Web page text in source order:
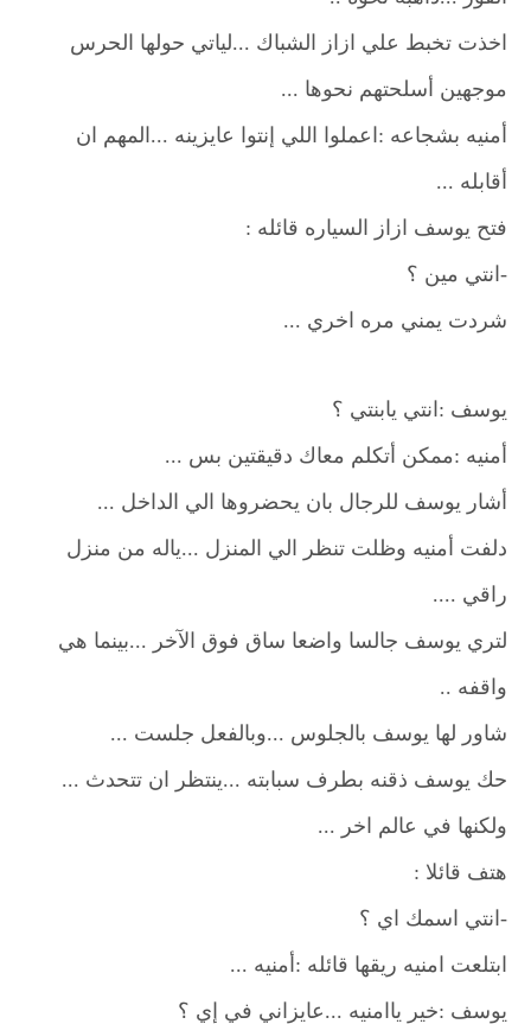
اخذت تخبط علي ازاز الشباك ...لياتي حولها الحرس
موجهين أسلحتهم نحوها ...
أمنيه بشجاعه :اعملوا اللي إنتوا عايزينه ...المهم ان
أقابله ...
فتح يوسف ازاز السياره قائله :
-انتي مين ؟
شردت يمني مره اخري ...
يوسف :انتي يابنتي ؟
أمنيه :ممكن أتكلم معاك دقيقتين بس ...
أشار يوسف للرجال بان يحضروها الي الداخل ...
دلفت أمنيه وظلت تنظر الي المنزل ...ياله من منزل
راقي ....
لتري يوسف جالسا واضعا ساق فوق الآخر ...بينما هي
واقفه ..
شاور لها يوسف بالجلوس ...وبالفعل جلست ...
حك يوسف ذقنه بطرف سبابته ...ينتظر ان تتحدث ...
ولكنها في عالم اخر ...
هتف قائلا :
-انتي اسمك اي ؟
ابتلعت امنيه ريقها قائله :أمنيه ...
يوسف :خير ياامنيه ...عايزاني في إي ؟